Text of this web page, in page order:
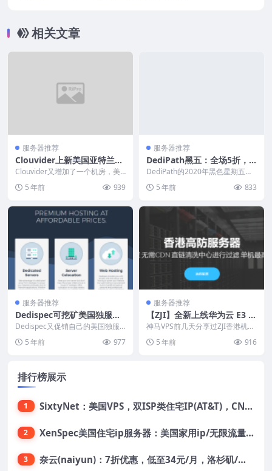
相关文章
服务器推荐
Clouvider上新美国亚特兰大
独立服务器优惠促销中：10G
bps端口，50TB月流量，55
英镑/月起
Clouvider又增加了一个机房，美
Direct...
5 年前 939
服务器推荐
DediPath黑五：全场5折，V
PS年付10美元，VDS月付11.
5美元，洛杉矶独服45美元/
月，支持支付宝
DediPath的2020年黑色星期五促
宜VPS优...
5 年前 833
服务器推荐
Dedispec可挖矿美国独服：E
5-2670v2/64G内存/1x 4TB
HDD或480GB SSD/200TB流
量/1Gbps/59美元/月
Dedispec又促销自己的美国独服
矿（不能硬盘挖...
5 年前 977
服务器推荐
【ZJI】全新上线华为云 E3 C
PU 物理机型，与华为云香港
相同线路，下单立减终身优惠
神马VPS前几天分享过ZJI香港机房
动（扩展阅读：...
5 年前 916
排行榜展示
1 SixtyNet：美国VPS，双ISP类住宅IP(AT&T)，CN2 GIA网络，超高DDoS防御，$14/月，2G内存/2核/40gSSD/5T流量/10Gbps带宽
2 XenSpec美国住宅ip服务器：美国家用ip/无限流量/10Gbps独享带宽/449美元/月起，支持支付宝
3 奈云(naiyun)：7折优惠，低至34元/月，洛杉矶/香港机房，三网CN2 GIA/CUII/高防保护，解锁Chatgpt/Tiktok